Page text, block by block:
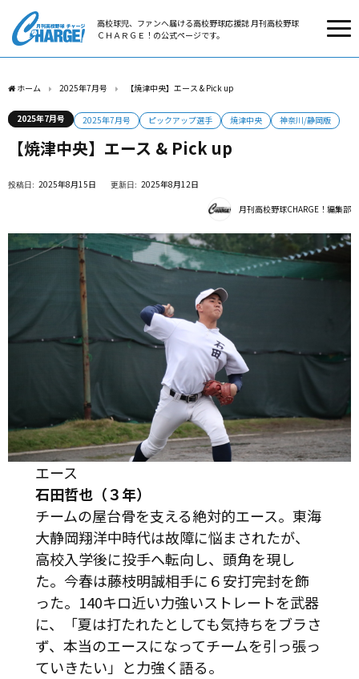
高校球児、ファンへ届ける高校野球応援誌 月刊高校野球
ＣＨＡＲＧＥ！の公式ページです。
ホーム 2025年7月号 【焼津中央】エース & Pick up
2025年7月号 2025年7月号 ピックアップ選手 焼津中央 神奈川/静岡版
【焼津中央】エース & Pick up
2025年8月15日 2025年8月12日
月刊高校野球CHARGE！編集部
エース
石田哲也（３年）
チームの屋台骨を支える絶対的エース。東海
大静岡翔洋中時代は故障に悩まされたが、
高校入学後に投手へ転向し、頭角を現し
た。今春は藤枝明誠相手に６安打完封を飾
った。140キロ近い力強いストレートを武器
に、「夏は打たれたとしても気持ちをブラさ
ず、本当のエースになってチームを引っ張っ
ていきたい」と力強く語る。